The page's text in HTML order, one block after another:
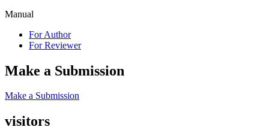
Manual
For Author
For Reviewer
Make a Submission
Make a Submission
visitors